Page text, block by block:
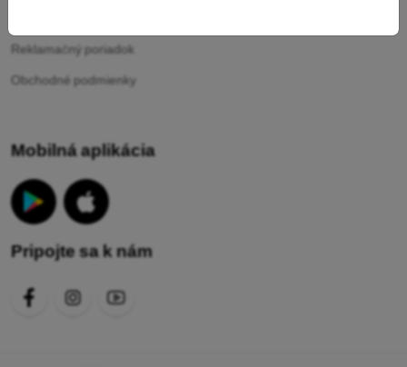
Reklamačný poriadok
Obchodné podmienky
Mobilná aplikácia
Pripojte sa k nám